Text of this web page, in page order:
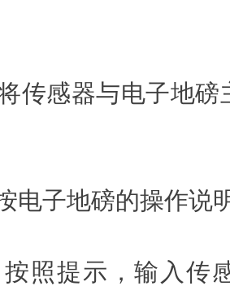
感器与电子地磅
子地磅的操作说
照提示，输入传